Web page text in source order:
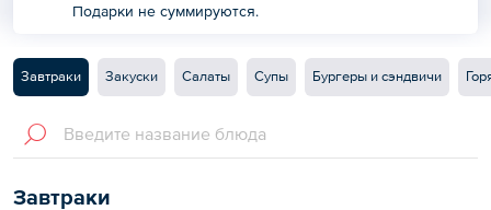
Подарки не суммируются.
Завтраки Закуски Салаты Супы Бургеры и сэндвичи
Завтраки